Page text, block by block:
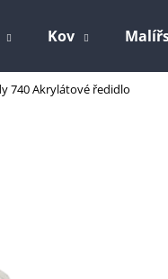
Kov
740 Akrylátové ředidlo
Co